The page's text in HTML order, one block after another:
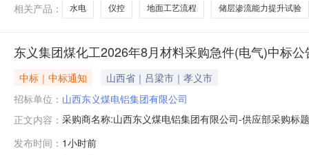
相关产品：
水电 仪控 地面工艺流程 储层渗流能力提升试验
东义集团煤化工2026年8月材料采购急件(电气)中标公
中标｜中标通知
山西省｜吕梁市｜孝义市
招标单位： 山西东义煤电铝集团有限公司
正文内容： 采购商名称:山西东义煤电铝集团有限公司-供应部采购标
发布时间： 1小时前